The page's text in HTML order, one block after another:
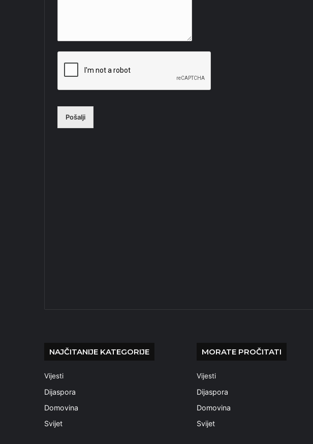
Pošalji
NAJČITANIJE KATEGORIJE
Vijesti
Dijaspora
Domovina
Svijet
MORATE PROČITATI
Vijesti
Dijaspora
Domovina
Svijet